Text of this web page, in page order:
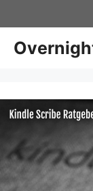
Inhalt
springen